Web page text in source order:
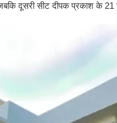
दूसरी सीट दीपक प्रकाश के 21